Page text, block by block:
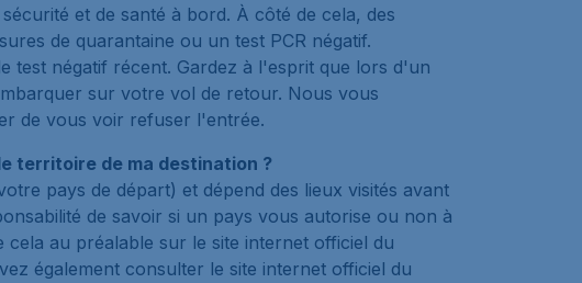
et de santé à bord. À côté de cela, des
de quarantaine ou un test PCR négatif.
test négatif récent. Gardez à l'esprit que lors d'un
sur votre vol de retour. Nous vous
de vous voir refuser l'entrée.
territoire de ma destination ?
pays de départ) et dépend des lieux visités avant
de savoir si un pays vous autorise ou non à
au préalable sur le site internet officiel du
également consulter le site internet officiel du